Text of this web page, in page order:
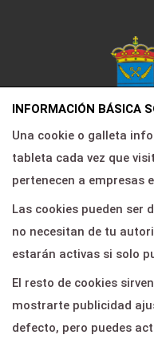
Agenda
© 2026
INFORMACIÓN BÁSICA
Una cookie o galleta
tableta cada vez que
pertenecen a empresas
Las cookies pueden ser
no necesitan de tu
estarán activas si solo
El resto de cookies
mostrarte publicidad
defecto, pero puedes